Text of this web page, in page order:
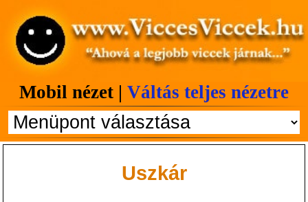
Mobil nézet | Váltás teljes nézetre
Uszkár